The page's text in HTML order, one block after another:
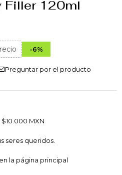
Filler 120ml
-6%
Preguntar por el producto
MXN
seres queridos.
la página principal